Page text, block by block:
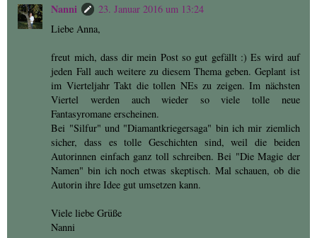
Nanni
23. Januar 2016 um 13:24
Liebe Anna,
freut mich, dass dir mein Post so gut gefällt :) Es wird auf
jeden Fall auch weitere zu diesem Thema geben. Geplant ist
im Vierteljahr Takt die tollen NEs zu zeigen. Im nächsten
Viertel werden auch wieder so viele tolle neue
Fantasyromane erscheinen.
Bei "Silfur" und "Diamantkriegersaga" bin ich mir ziemlich
sicher, dass es tolle Geschichten sind, weil die beiden
Autorinnen einfach ganz toll schreiben. Bei "Die Magie der
Namen" bin ich noch etwas skeptisch. Mal schauen, ob die
Autorin ihre Idee gut umsetzen kann.
Viele liebe Grüße
Nanni